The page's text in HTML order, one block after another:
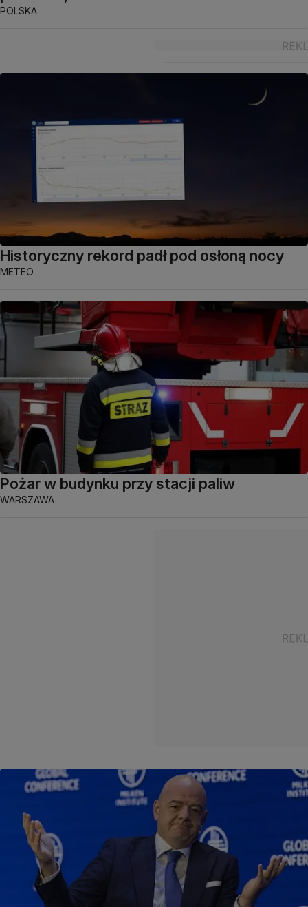
POLSKA
Historyczny rekord padł pod osłoną nocy
METEO
Pożar w budynku przy stacji paliw
WARSZAWA